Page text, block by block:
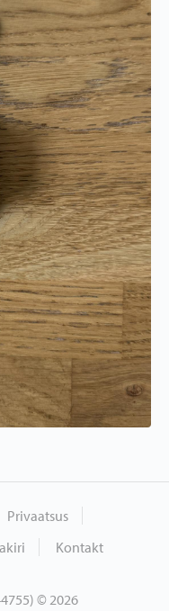
Privaatsus
Kontakt
© 2026